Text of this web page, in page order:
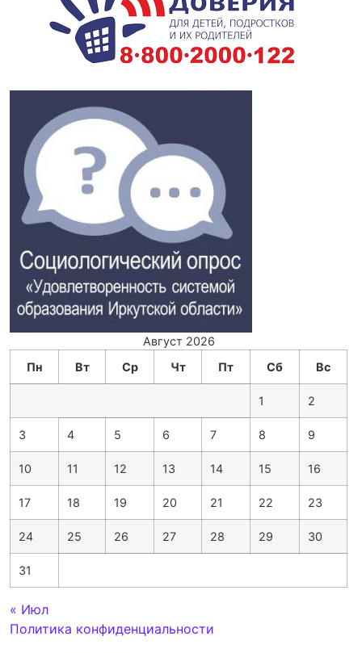
Август 2026
Пн
Вт Ср Чт Пт Сб Вс
1 2
3 4 5 6 7 8 9
10 11 12 13 14 15 16
17 18 19 20 21 22 23
24 25 26 27 28 29 30
31
« Июл
Политика конфиденциальности